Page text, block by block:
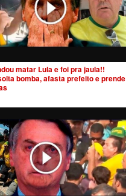
matar Lula e foi pra jaula!!
bomba, afasta prefeito e prende